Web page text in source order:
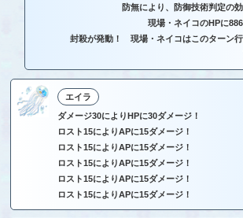
防無により、防御技術判定の
現場・ネイコのHPに
封殺が発動！ 現場・ネイコはこのターン行
エイラ
ダメージ30によりHPに30ダメージ！
ロスト15によりAPに15ダメージ！
ロスト15によりAPに15ダメージ！
ロスト15によりAPに15ダメージ！
ロスト15によりAPに15ダメージ！
ロスト15によりAPに15ダメージ！